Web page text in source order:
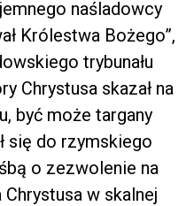
naśladowcy
Królestwa Bożego”,
trybunału
Chrystusa skazał na
być może targany
się do rzymskiego
o zezwolenie na
w skalnej